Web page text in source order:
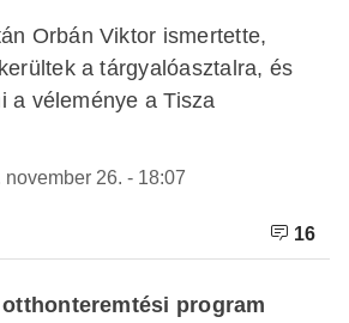
Orbán Viktor ismertette,
a tárgyalóasztalra, és
a véleménye a Tisza
november 26. - 18:07
16
program